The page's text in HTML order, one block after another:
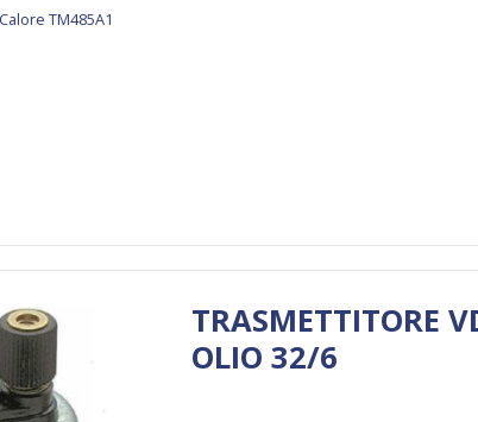
TRASMETTITORE
OLIO 32/6